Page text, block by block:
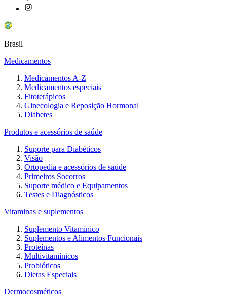
Brasil
Medicamentos
Medicamentos A-Z
Medicamentos especiais
Fitoterápicos
Ginecologia e Reposição Hormonal
Diabetes
Produtos e acessórios de saúde
Suporte para Diabéticos
Visão
Ortopedia e acessórios de saúde
Primeiros Socorros
Suporte médico e Equipamentos
Testes e Diagnósticos
Vitaminas e suplementos
Suplemento Vitamínico
Suplementos e Alimentos Funcionais
Proteínas
Multivitamínicos
Probióticos
Dietas Especiais
Dermocosméticos